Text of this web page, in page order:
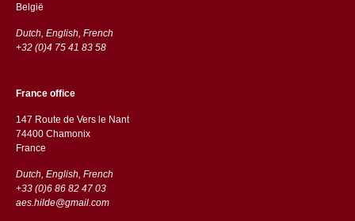
België
Dutch, English, French
+32 (0)4 75 41 83 58
France office
147 Route de Vers le Nant
74400 Chamonix
France
Dutch, English, French
+33 (0)6 86 82 47 03
aes.hilde@gmail.com